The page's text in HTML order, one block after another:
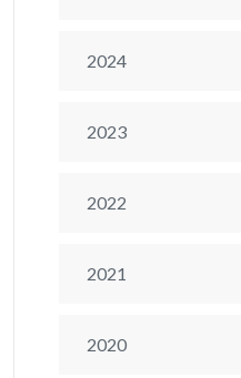
2024
2023
2022
2021
2020